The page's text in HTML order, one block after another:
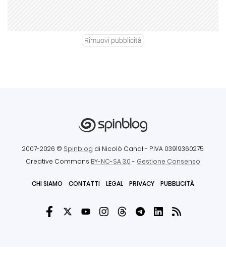
Rimuovi pubblicità
2007-2026 © Spinblog di Nicolò Canal - P.IVA 03919360275
Creative Commons BY-NC-SA 3.0- Gestione Consenso
CHI SIAMO CONTATTI LEGAL PRIVACY PUBBLICITÀ